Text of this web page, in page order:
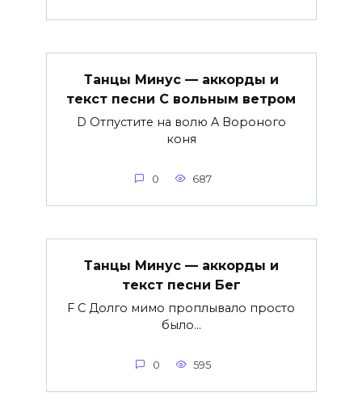
Танцы Минус — аккорды и
текст песни С вольным ветром
D Отпустите на волю A Вороного
коня
0 687
Танцы Минус — аккорды и
текст песни Бег
F C Долго мимо проплывало просто
было...
0 595